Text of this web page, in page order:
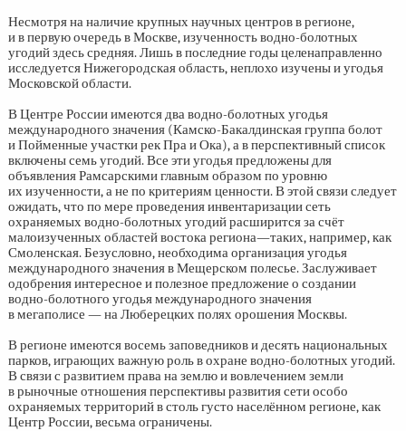
Несмотря на наличие крупных научных центров в регионе,
и в первую очередь в Москве, изученность водно-болотных
угодий здесь средняя. Лишь в последние годы целенаправленно
исследуется Нижегородская область, неплохо изучены и угодья
Московской области.
В Центре России имеются два водно-болотных угодья
международного значения (Камско-Бакалдинская группа болот
и Пойменные участки рек Пра и Ока), а в перспективный список
включены семь угодий. Все эти угодья предложены для
объявления Рамсарскими главным образом по уровню
их изученности, а не по критериям ценности. В этой связи следует
ожидать, что по мере проведения инвентаризации сеть
охраняемых водно-болотных угодий расширится за счёт
малоизученных областей востока региона—таких, например, как
Смоленская. Безусловно, необходима организация угодья
международного значения в Мещерском полесье. Заслуживает
одобрения интересное и полезное предложение о создании
водно-болотного угодья международного значения
в мегаполисе — на Люберецких полях орошения Москвы.
В регионе имеются восемь заповедников и десять национальных
парков, играющих важную роль в охране водно-болотных угодий.
В связи с развитием права на землю и вовлечением земли
в рыночные отношения перспективы развития сети особо
охраняемых территорий в столь густо населённом регионе, как
Центр России, весьма ограничены.